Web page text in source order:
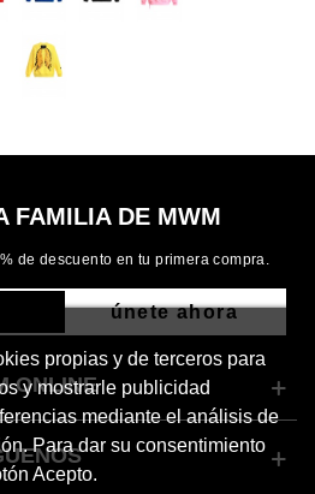
FAMILIA DE MWM
de descuento en tu primera compra.
únete ahora
propias y de terceros para
y mostrarle publicidad
mediante el análisis de
Para dar su consentimiento
Acepto.
ONLINE